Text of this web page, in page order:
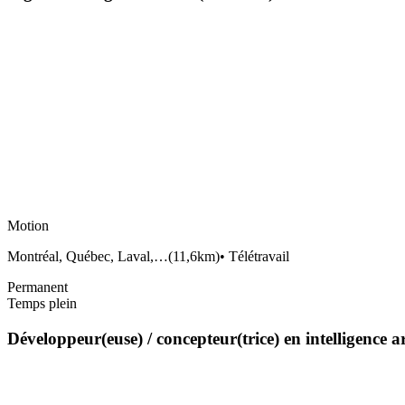
Motion
Montréal, Québec, Laval,…(11,6km)• Télétravail
Permanent
Temps plein
Développeur(euse) / concepteur(trice) en intelligence